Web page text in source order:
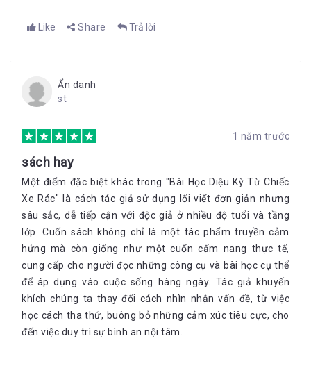
Like Share Trả lời
Ẩn danh
st
1 năm trước
sách hay
Một điểm đặc biệt khác trong "Bài Học Diệu Kỳ Từ Chiếc
Xe Rác" là cách tác giả sử dụng lối viết đơn giản nhưng
sâu sắc, dễ tiếp cận với độc giả ở nhiều độ tuổi và tầng
lớp. Cuốn sách không chỉ là một tác phẩm truyền cảm
hứng mà còn giống như một cuốn cẩm nang thực tế,
cung cấp cho người đọc những công cụ và bài học cụ thể
để áp dụng vào cuộc sống hàng ngày. Tác giả khuyến
khích chúng ta thay đổi cách nhìn nhận vấn đề, từ việc
học cách tha thứ, buông bỏ những cảm xúc tiêu cực, cho
đến việc duy trì sự bình an nội tâm.